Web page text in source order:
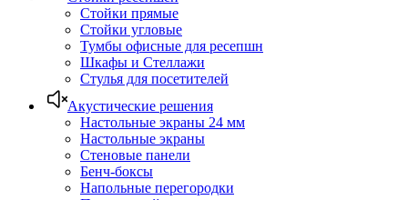
Стойки прямые
Стойки угловые
Тумбы офисные для ресепшн
Шкафы и Стеллажи
Стулья для посетителей
Акустические решения
Настольные экраны 24 мм
Настольные экраны
Стеновые панели
Бенч-боксы
Напольные перегородки